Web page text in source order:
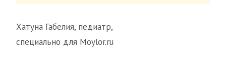
Хатуна Габелия, педиатр,
специально для Moylor.ru